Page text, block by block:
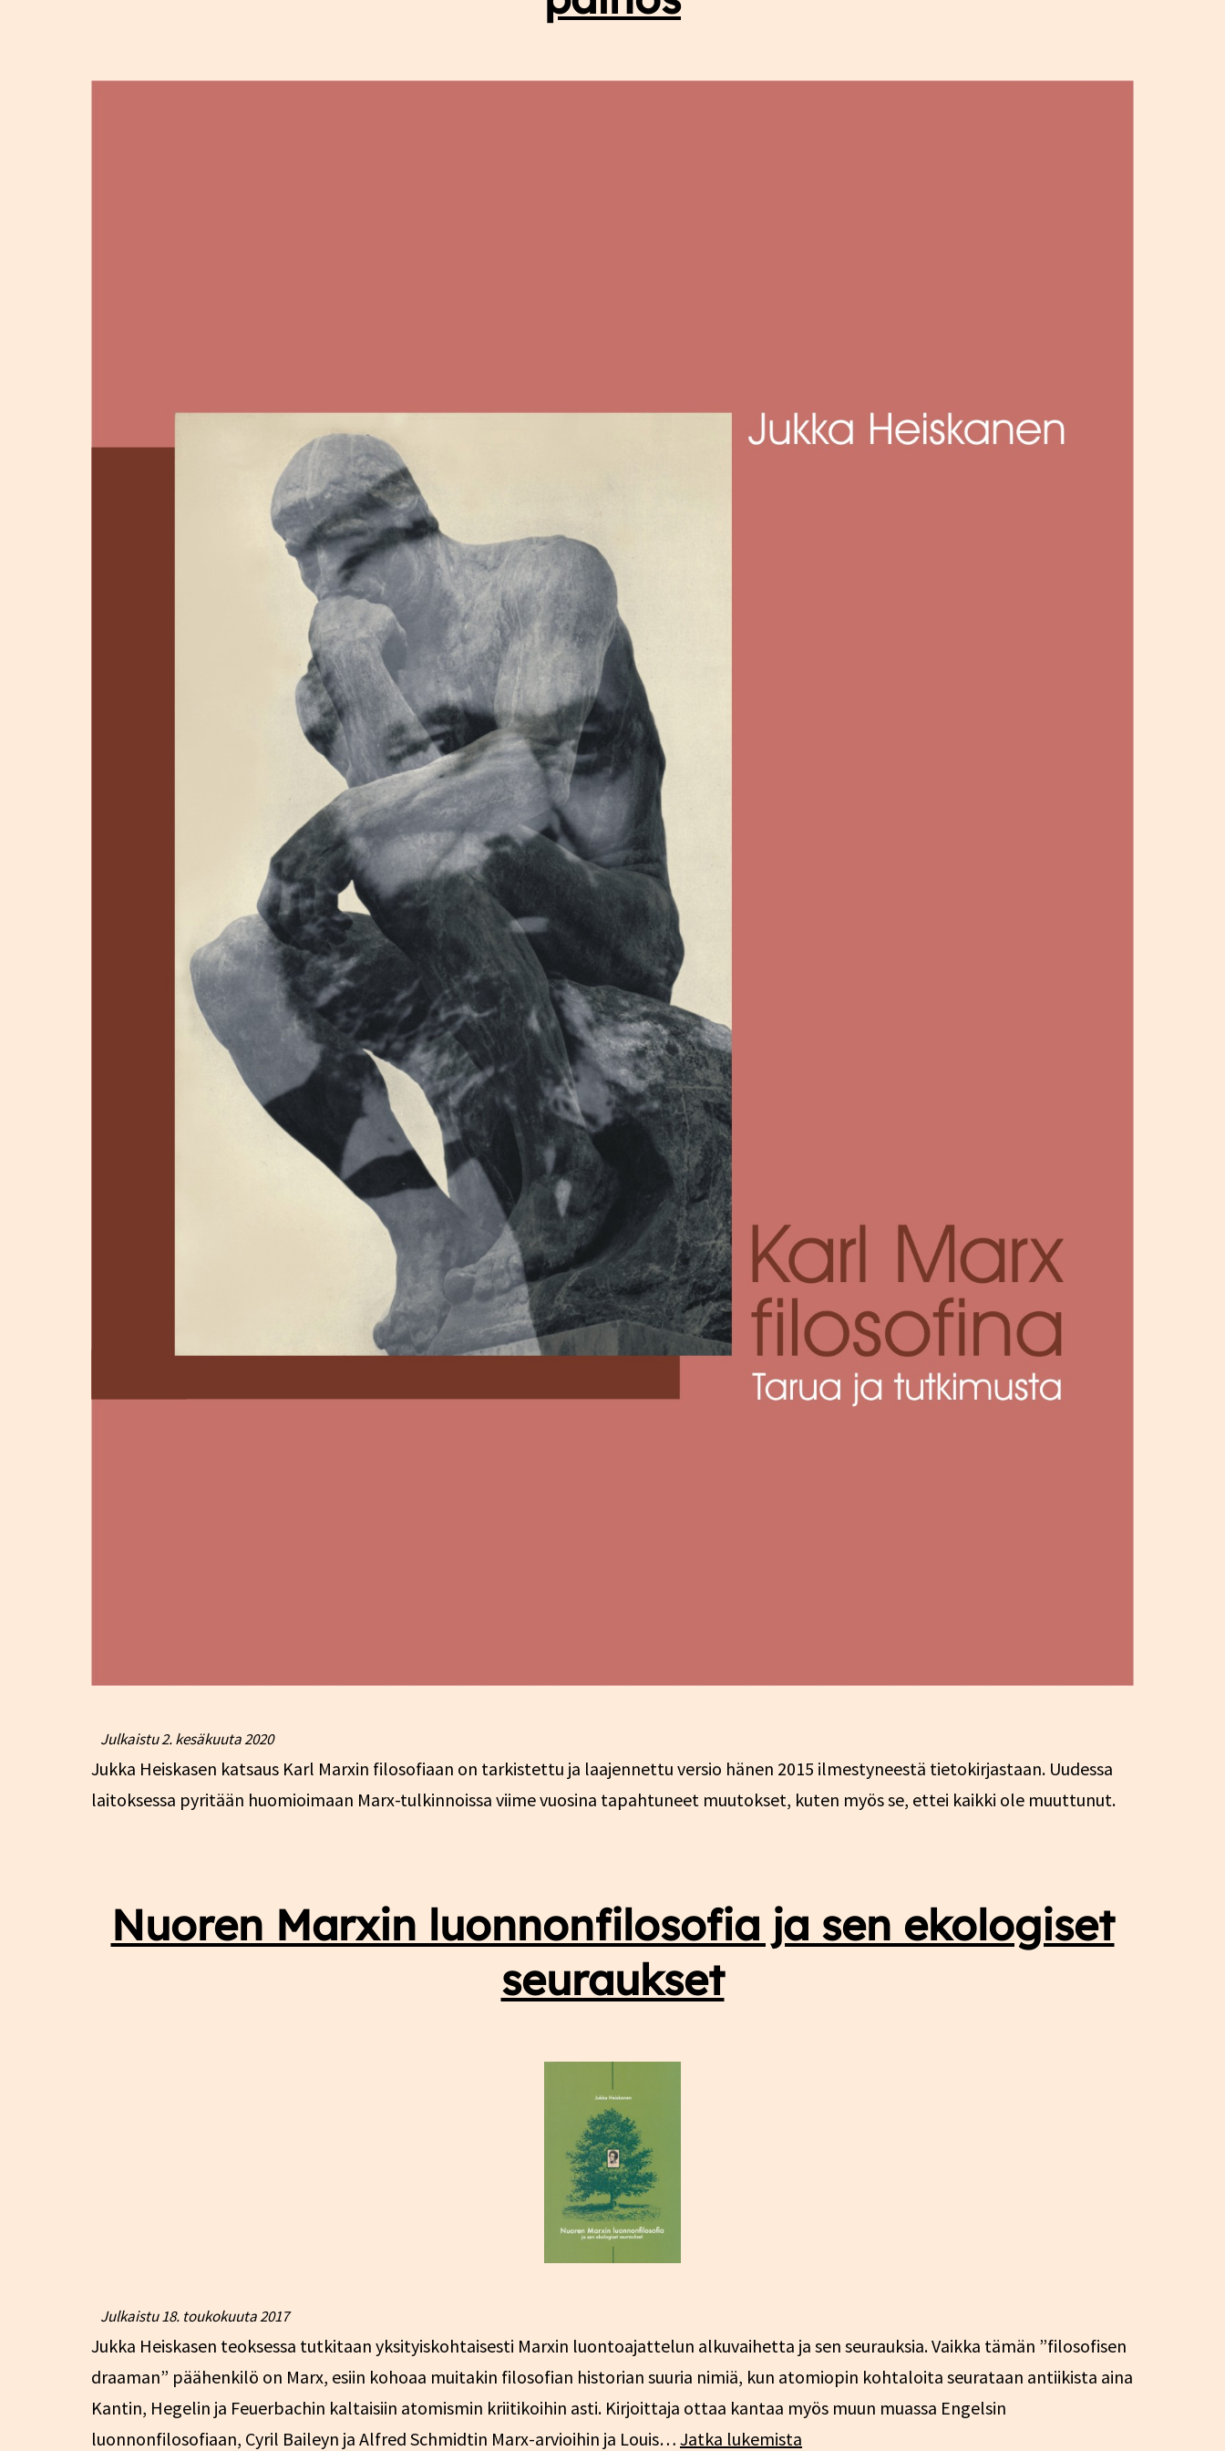
Julkaistu2. kesäkuuta 2020
Jukka Heiskasen katsaus Karl Marxin filosofiaan on tarkistettu ja laajennettu versio hänen 2015 ilmestyneestä tietokirjastaan. Uudessa
laitoksessa pyritään huomioimaan Marx-tulkinnoissa viime vuosina tapahtuneet muutokset, kuten myös se, ettei kaikki ole muuttunut.
Nuoren Marxin luonnonfilosofia ja sen ekologiset
seuraukset
Julkaistu18. toukokuuta 2017
Jukka Heiskasen teoksessa tutkitaan yksityiskohtaisesti Marxin luontoajattelun alkuvaihetta ja sen seurauksia. Vaikka tämän ”filosofisen
draaman” päähenkilö on Marx, esiin kohoaa muitakin filosofian historian suuria nimiä, kun atomiopin kohtaloita seurataan antiikista aina
Kantin, Hegelin ja Feuerbachin kaltaisiin atomismin kriitikoihin asti. Kirjoittaja ottaa kantaa myös muun muassa Engelsin
luonnonfilosofiaan, Cyril Baileyn ja Alfred Schmidtin Marx-arvioihin ja Louis… Jatka lukemista